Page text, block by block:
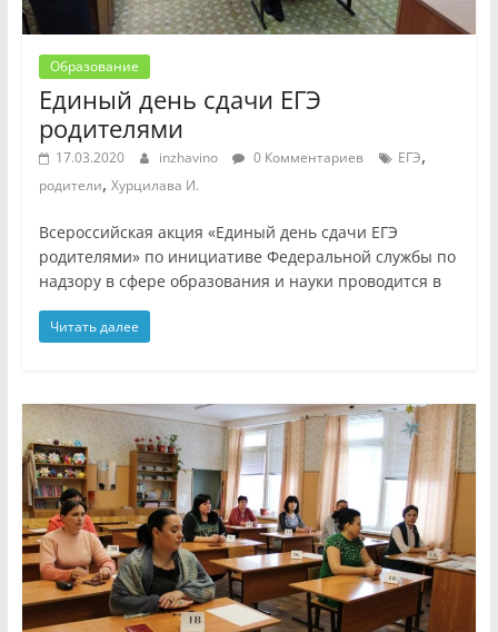
Образование
Единый день сдачи ЕГЭ
родителями
17.03.2020 inzhavino 0 Комментариев ЕГЭ,
родители, Хурцилава И.
Всероссийская акция «Единый день сдачи ЕГЭ
родителями» по инициативе Федеральной службы по
надзору в сфере образования и науки проводится в
Читать далее